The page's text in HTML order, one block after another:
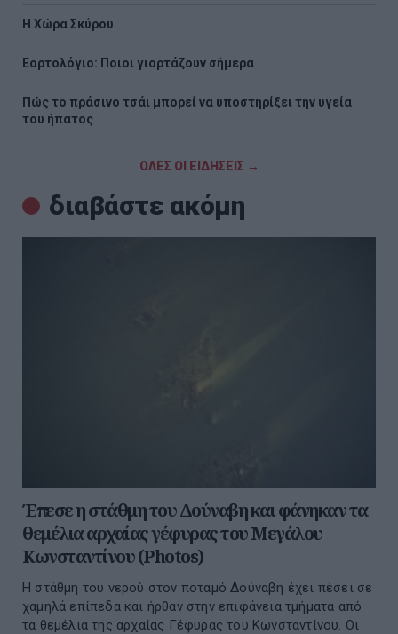
Η Χώρα Σκύρου
Εορτολόγιο: Ποιοι γιορτάζουν σήμερα
Πώς το πράσινο τσάι μπορεί να υποστηρίξει την υγεία
του ήπατος
ΟΛΕΣ ΟΙ ΕΙΔΗΣΕΙΣ →
διαβάστε ακόμη
Έπεσε η στάθμη του Δούναβη και φάνηκαν τα
θεμέλια αρχαίας γέφυρας του Μεγάλου
Κωνσταντίνου (Photos)
Η στάθμη του νερού στον ποταμό Δούναβη έχει πέσει σε
χαμηλά επίπεδα και ήρθαν στην επιφάνεια τμήματα από
τα θεμέλια της αρχαίας Γέφυρας του Κωνσταντίνου. Οι